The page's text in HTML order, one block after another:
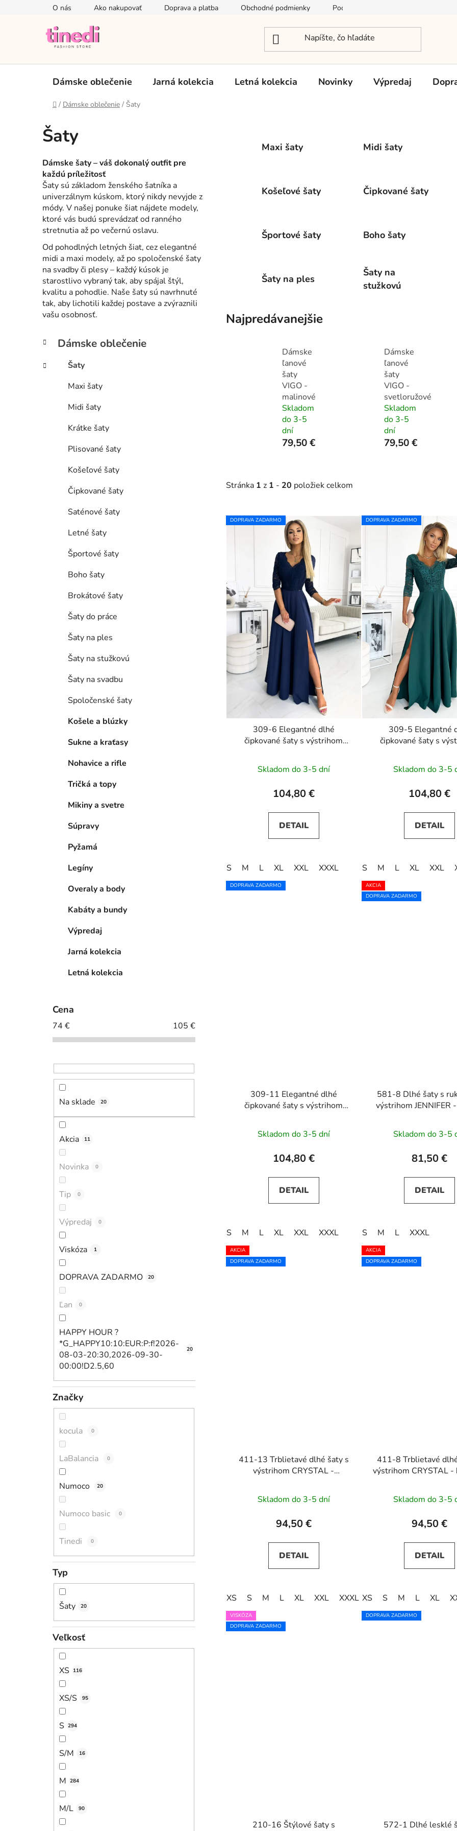
O nás Ako nakupovať Doprava a platba Obchodné podmienky Podmienky ochrany osobných údajov
Dámske oblečenie Jarná kolekcia Letná kolekcia Novinky Výpredaj
Domov
/ Dámske oblečenie / Šaty
Šaty
Dámske šaty – váš dokonalý outfit pre
každú príležitosť
Šaty sú základom ženského šatníka a
univerzálnym kúskom, ktorý nikdy nevyjde z
módy. V našej ponuke šiat nájdete modely,
ktoré vás budú sprevádzať od ranného
stretnutia až po večernú oslavu.
Od pohodlných letných šiat, cez elegantné
midi a maxi modely, až po spoločenské šaty
na svadby či plesy – každý kúsok je
starostlivo vybraný tak, aby spájal štýl,
kvalitu a pohodlie. Naše šaty sú navrhnuté
tak, aby lichotili každej postave a zvýraznili
vašu osobnosť.
B
č
Preskočiť
kategórie
K
a
e
Dámske oblečenie
Šaty
Maxi šaty
Midi šaty
Krátke šaty
Plisované šaty
Košeľové šaty
Čipkované šaty
Saténové šaty
Letné šaty
Športové šaty
Boho šaty
Brokátové šaty
Šaty do práce
Šaty na ples
Šaty na stužkovú
Šaty na svadbu
Spoločenské šaty
Košele a blúzky
Sukne a kraťasy
Nohavice a rifle
Tričká a topy
Mikiny a svetre
Súpravy
Pyžamá
Legíny
Overaly a body
Kabáty a bundy
Výpredaj
Jarná kolekcia
Letná kolekcia
Cena
74 € 105 €
Na sklade 20
Akcia 11
Novinka 0
Tip 0
Výpredaj 0
Viskóza 1
DOPRAVA ZADARMO 20
Ľan 0
HAPPY HOUR ?
*G_HAPPY10:10:EUR:P:f!2026-
08-03-20:30,2026-09-30-
00:00!D2.5,60
20
Značky
kocula 0
LaBalancia 0
Numoco 20
Numoco basic 0
Tinedi 0
Typ
Šaty 20
Veľkosť
XS 116
XS/S 95
S 294
S/M 16
M 284
M/L 90
Maxi šaty Midi šaty
Košeľové šaty Čipkované šaty
Športové šaty Boho šaty
Šaty na ples
Šaty na
stužkovú
Najpredávanejšie
Dámske
ľanové
šaty
VIGO -
malinové
Skladom
do 3-5
dní
79,50 €
Dámske
ľanové
šaty
VIGO -
svetloružové
Skladom
do 3-5
dní
79,50 €
Stránka 1 z 1 - 20 položiek celkom
V
ý
p
r
o
u
k
t
o
DOPRAVA ZADARMO
309-6 Elegantné dlhé
čipkované šaty s výstrihom
Skladom do 3-5 dní
104,80 €
DETAIL
S M L XL XXL XXXL
DOPRAVA ZADARMO
309-5 Elegantné
čipkované šaty s
Skladom do 3-5
104,80 €
DETAIL
S M L XL XXL
DOPRAVA ZADARMO
309-11 Elegantné dlhé
čipkované šaty s výstrihom
Skladom do 3-5 dní
104,80 €
DETAIL
S M L XL XXL XXXL
AKCIA
DOPRAVA ZADARMO
581-8 Dlhé šaty s
výstrihom JENNIFER
Skladom do 3-5
81,50 €
DETAIL
S M L XXXL
AKCIA
DOPRAVA ZADARMO
411-13 Trblietavé dlhé šaty s
výstrihom CRYSTAL -
Skladom do 3-5 dní
94,50 €
DETAIL
XS S M L XL XXL XXXL
AKCIA
DOPRAVA ZADARMO
411-8 Trblietavé
výstrihom CRYSTAL -
Skladom do 3-5
94,50 €
DETAIL
XS S M L XL
VISKÓZA
DOPRAVA ZADARMO
210-16 Štýlové šaty s
DOPRAVA ZADARMO
572-1 Dlhé lesklé